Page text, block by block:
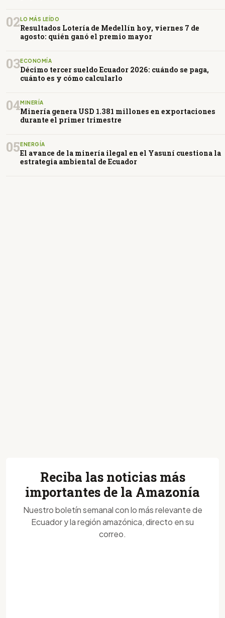
02LO MÁS LEÍDO
Resultados Lotería de Medellín hoy, viernes 7 de
agosto: quién ganó el premio mayor
03ECONOMÍA
Décimo tercer sueldo Ecuador 2026: cuándo se paga,
cuánto es y cómo calcularlo
04MINERÍA
Minería genera USD 1.381 millones en exportaciones
durante el primer trimestre
05ENERGÍA
El avance de la minería ilegal en el Yasuní cuestiona la
estrategia ambiental de Ecuador
Reciba las noticias más
importantes de la Amazonía
Nuestro boletín semanal con lo más relevante de
Ecuador y la región amazónica, directo en su
correo.